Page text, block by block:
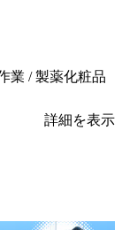
業 / 製薬化粧品
詳細を表示